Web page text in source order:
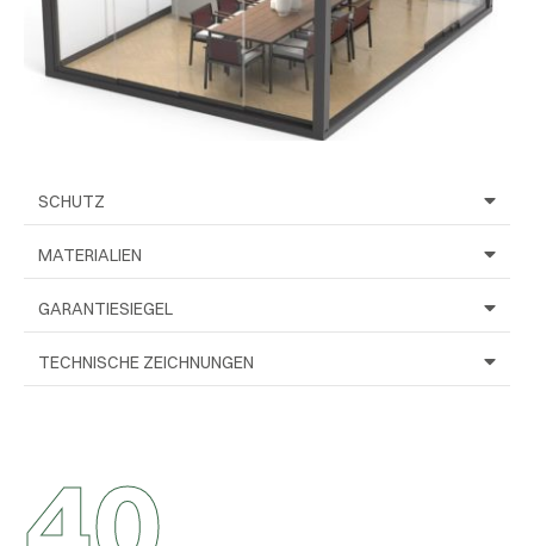
SCHUTZ
MATERIALIEN
GARANTIESIEGEL
TECHNISCHE ZEICHNUNGEN